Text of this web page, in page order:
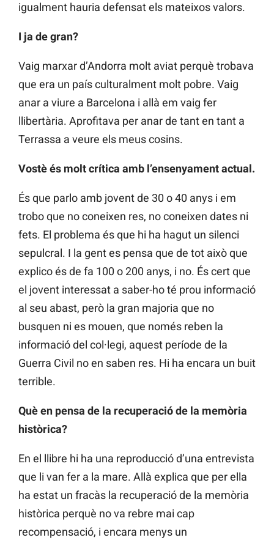
igualment hauria defensat els mateixos valors.
I ja de gran?
Vaig marxar d’Andorra molt aviat perquè trobava
que era un país culturalment molt pobre. Vaig
anar a viure a Barcelona i allà em vaig fer
llibertària. Aprofitava per anar de tant en tant a
Terrassa a veure els meus cosins.
Vostè és molt crítica amb l’ensenyament actual.
És que parlo amb jovent de 30 o 40 anys i em
trobo que no coneixen res, no coneixen dates ni
fets. El problema és que hi ha hagut un silenci
sepulcral. I la gent es pensa que de tot això que
explico és de fa 100 o 200 anys, i no. És cert que
el jovent interessat a saber-ho té prou informació
al seu abast, però la gran majoria que no
busquen ni es mouen, que només reben la
informació del col·legi, aquest període de la
Guerra Civil no en saben res. Hi ha encara un buit
terrible.
Què en pensa de la recuperació de la memòria
històrica?
En el llibre hi ha una reproducció d’una entrevista
que li van fer a la mare. Allà explica que per ella
ha estat un fracàs la recuperació de la memòria
històrica perquè no va rebre mai cap
recompensació, i encara menys un